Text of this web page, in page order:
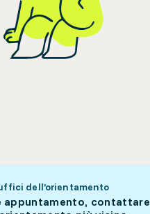
dell’orientamento
appuntamento, contattare